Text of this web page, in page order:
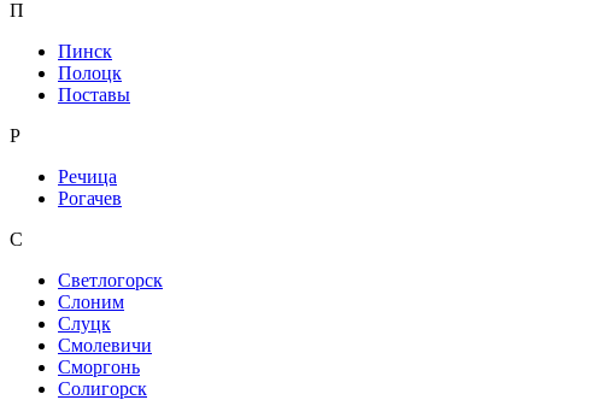
П
Пинск
Полоцк
Поставы
Р
Речица
Рогачев
С
Светлогорск
Слоним
Слуцк
Смолевичи
Сморгонь
Солигорск